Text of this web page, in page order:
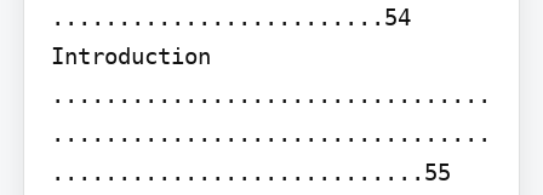
.........................54
Introduction
.................................
.................................
............................55